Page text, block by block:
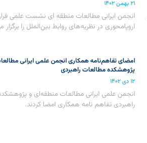
۲۱ بهمن ۱۴۰۲
انجمن ایرانی مطالعات منطقه ای نشست علمی
اروپامحوری در نظریه‌های روابط بین‌الملل را برگزار
امضای تفاهم‌نامه همکاری انجمن علمی ایرانی
پژوهشکده مطالعات راهبردی
۱۲ دی ۱۴۰۲
انجمن علمی ایرانی مطالعات منطقه‌ای و
راهبردی تفاهم نامه همکاری امضا کردند.